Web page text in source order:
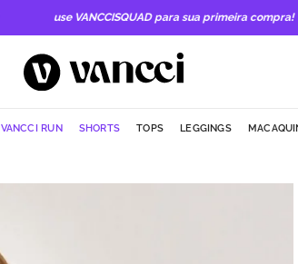
use VANCCISQUAD para sua primeira compra!
VANCCI RUN SHORTS TOPS LEGGINGS